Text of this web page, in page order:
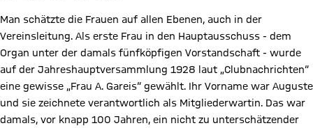
Man schätzte die Frauen auf allen Ebenen, auch in der
Vereinsleitung. Als erste Frau in den Hauptausschuss - dem
Organ unter der damals fünfköpfigen Vorstandschaft - wurde
auf der Jahreshauptversammlung 1928 laut „Clubnachrichten“
eine gewisse „Frau A. Gareis“ gewählt. Ihr Vorname war Auguste
und sie zeichnete verantwortlich als Mitgliederwartin. Das war
damals, vor knapp 100 Jahren, ein nicht zu unterschätzender